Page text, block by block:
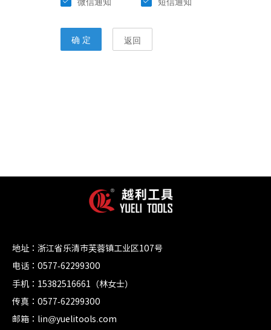
地址：浙江省乐清市芙蓉镇工业区107号
电话：0577-62299300
手机：15382516661（林女士）
传真：0577-62299300
邮箱：lin@yuelitools.com